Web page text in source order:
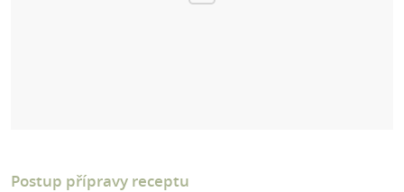
Postup přípravy receptu